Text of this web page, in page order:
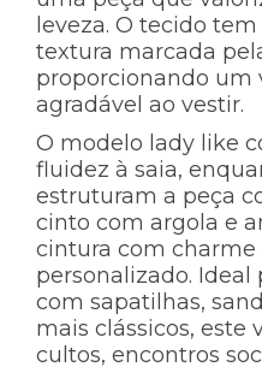
leveza. O tecido
textura marcada
proporcionando um
agradável ao vestir.
O modelo lady like
fluidez à saia,
estruturam a peça
cinto com argola e
cintura com
personalizado. Ideal
com sapatilhas,
mais clássicos, este
cultos, encontros